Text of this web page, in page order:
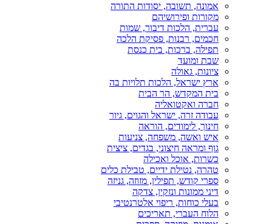
אמונה, תשובה, יסודות התורה
מקורות ופירושיהם
עברית, הלכות דיבור, שמות
חכמים, רבנות, פסיקת הלכה
תפילה, ברכות, בית כנסת
שבת ומועד
ציונות, גאולה
ארץ ישראל, הלכות תלויות בה
בית המקדש, הר הבית
חברה ואקטואליה
עבודה זרה, ישראל והגוים, גיור
חינוך, לימודים, הוראה
איש ואשה, משפחה, צניעות
גוף ומראה חיצוני, בגדים, ציצית
כשרות, אוכל ואכילה
טהרה, נטילת ידיים, טבילת כלים
ספרי קודש, תפילין, מזוזה, גניזה
דיני ממונות ונזקין, צדקה
בעלי כוחות, ריפוי אלטרנטיבי
הלוח העברי, תאריכים